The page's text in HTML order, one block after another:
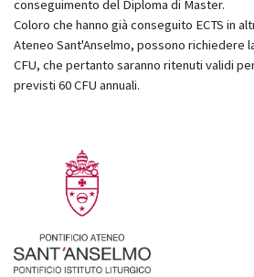
conseguimento del Diploma di Master.
Coloro che hanno già conseguito ECTS in
Ateneo Sant'Anselmo, possono richiedere
CFU, che pertanto saranno ritenuti validi
previsti 60 CFU annuali.